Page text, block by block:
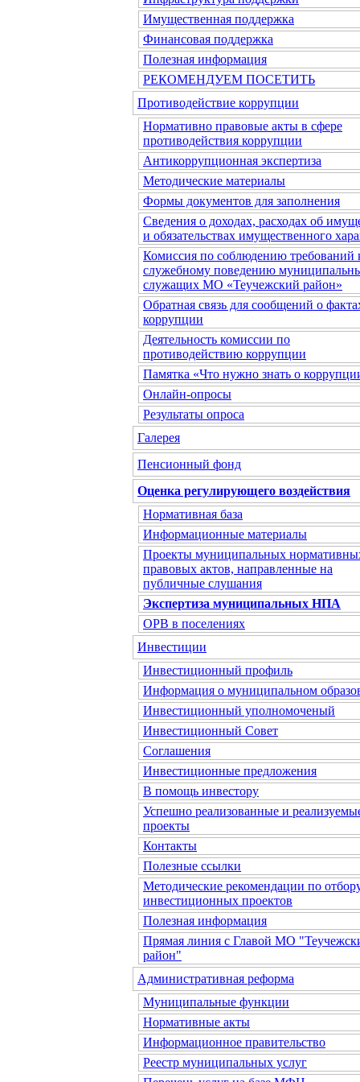
Имущественная поддержка
Финансовая поддержка
Полезная информация
РЕКОМЕНДУЕМ ПОСЕТИТЬ
Противодействие коррупции
Нормативно правовые акты в сфере
противодействия коррупции
Антикоррупционная экспертиза
Методические материалы
Формы документов для заполнения
Сведения о доходах, расходах об
и обязательствах имущественного
Комиссия по соблюдению требований
служебному поведению
служащих МО «Теучежский район»
Обратная связь для сообщений о
коррупции
Деятельность комиссии по
противодействию коррупции
Памятка «Что нужно знать о
Онлайн-опросы
Результаты опроса
Галерея
Пенсионный фонд
Оценка регулирующего воздействия
Нормативная база
Информационные материалы
Проекты муниципальных
правовых актов, направленные на
публичные слушания
Экспертиза муниципальных НПА
ОРВ в поселениях
Инвестиции
Инвестиционный профиль
Информация о муниципальном
Инвестиционный уполномоченый
Инвестиционный Совет
Соглашения
Инвестиционные предложения
В помощь инвестору
Успешно реализованные и
проекты
Контакты
Полезные ссылки
Методические рекомендации по
инвестиционных проектов
Полезная информация
Прямая линия с Главой МО
район"
Административная реформа
Муниципальные функции
Нормативные акты
Информационное правительство
Реестр муниципальных услуг